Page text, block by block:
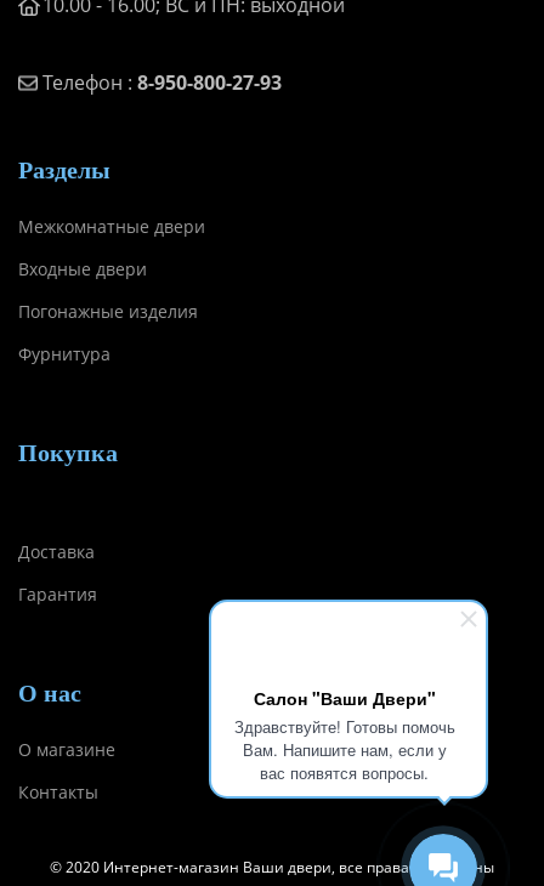
Салон "Ваши Двери"
Здравствуйте! Готовы помочь
Вам. Напишите нам, если у
вас появятся вопросы.
Телефон : 8-950-800-27-93
Разделы
Межкомнатные двери
Входные двери
Погонажные изделия
Фурнитура
Покупка
Доставка
Гарантия
О нас
О магазине
Контакты
© 2020 Интернет-магазин Ваши двери, все права защищены